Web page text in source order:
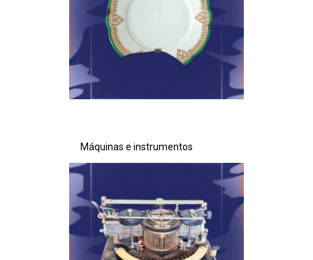
Máquinas e instrumentos